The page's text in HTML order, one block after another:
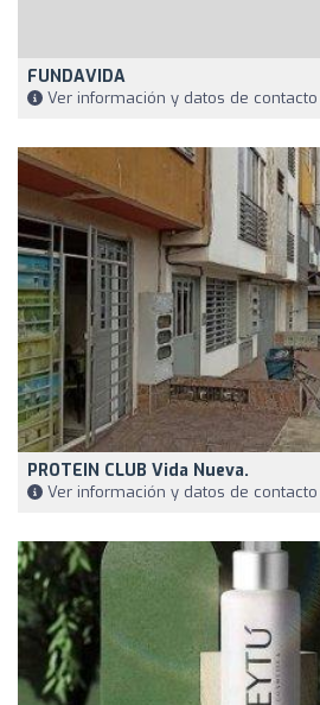
FUNDAVIDA
Ver información y datos de contacto
PROTEIN CLUB Vida Nueva.
Ver información y datos de contacto